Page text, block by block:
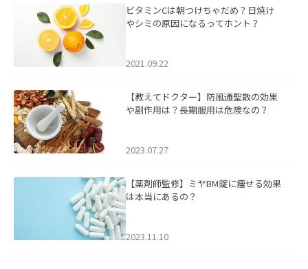
ビタミンCは朝つけちゃだめ？日焼け
やシミの原因になるってホント？
2021.09.22
【教えてドクター】防風通聖散の効果
や副作用は？長期服用は危険なの？
2023.07.27
【薬剤師監修】ミヤBM錠に痩せる効果
は本当にあるの？
2023.11.10